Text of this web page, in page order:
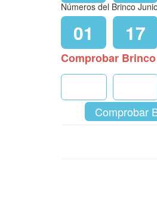
Números del Brinco
01 17
Comprobar
Comprobar